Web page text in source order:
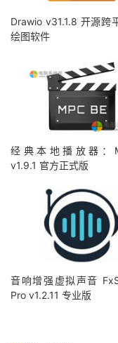
Drawio v31.1.8 开源跨
绘图软件
经典本地播放器：
v1.9.1 官方正式版
音响增强虚拟声音
Pro v1.2.11 专业版